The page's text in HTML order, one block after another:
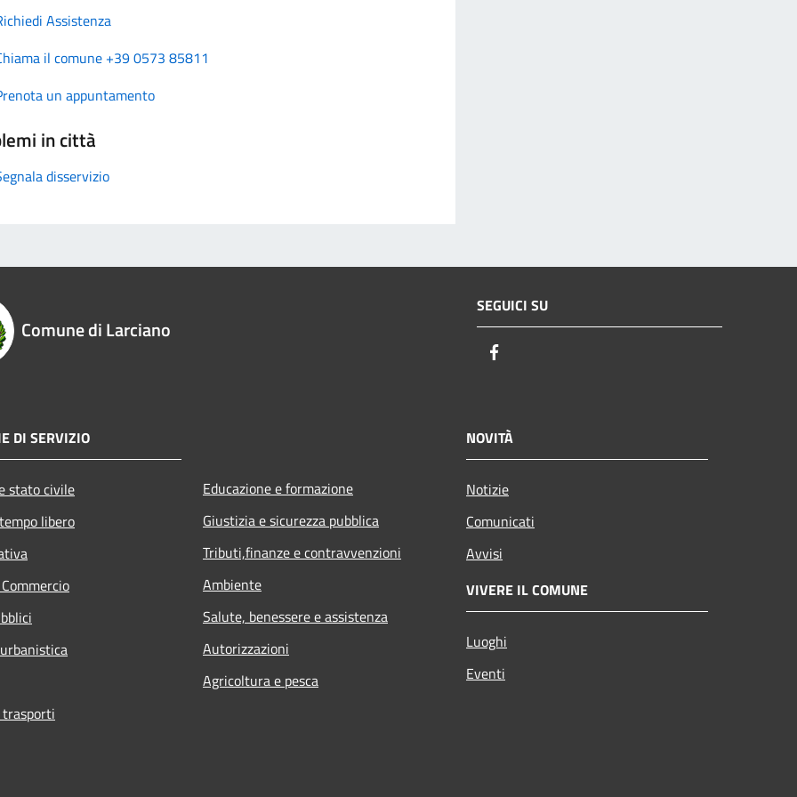
Assistenza
il comune +39 0573 85811
un appuntamento
in città
disservizio
Comune di Larciano
SEGUICI SU
DI SERVIZIO
stato civile
libero
Educazione e formazione
Giustizia e sicurezza pubblica
Tributi,finanze e contravvenzioni
Ambiente
Salute, benessere e assistenza
Autorizzazioni
Agricoltura e pesca
NOVITÀ
Notizie
Comunicati
Avvisi
VIVERE IL COMUNE
Luoghi
Eventi